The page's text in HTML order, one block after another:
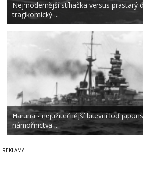
Nejmodernější stíhačka versus prastarý
tragikomický ...
Haruna - nejužitečnější bitevní loď
námořnictva ...